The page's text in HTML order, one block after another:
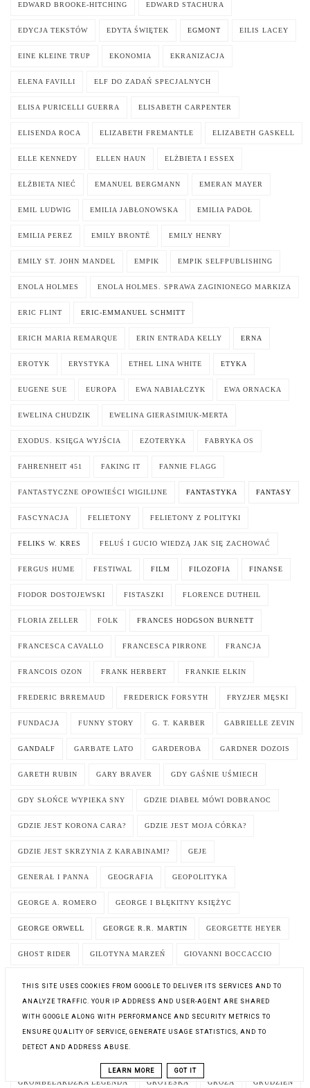
EDWARD BROOKE-HITCHING EDWARD STACHURA
EDYCJA TEKSTÓW EDYTA ŚWIĘTEK EGMONT EILIS LACEY
EINE KLEINE TRUP EKONOMIA EKRANIZACJA
ELENA FAVILLI ELF DO ZADAŃ SPECJALNYCH
ELISA PURICELLI GUERRA ELISABETH CARPENTER
ELISENDA ROCA ELIZABETH FREMANTLE ELIZABETH GASKELL
ELLE KENNEDY ELLEN HAUN ELŻBIETA I ESSEX
ELŻBIETA NIEĆ EMANUEL BERGMANN EMERAN MAYER
EMIL LUDWIG EMILIA JABŁONOWSKA EMILIA PADOŁ
EMILIA PEREZ EMILY BRONTË EMILY HENRY
EMILY ST. JOHN MANDEL EMPIK EMPIK SELFPUBLISHING
ENOLA HOLMES ENOLA HOLMES. SPRAWA ZAGINIONEGO MARKIZA
ERIC FLINT ERIC-EMMANUEL SCHMITT
ERICH MARIA REMARQUE ERIN ENTRADA KELLY ERNA
EROTYK ERYSTYKA ETHEL LINA WHITE ETYKA
EUGENE SUE EUROPA EWA NABIAŁCZYK EWA ORNACKA
EWELINA CHUDZIK EWELINA GIERASIMIUK-MERTA
EXODUS. KSIĘGA WYJŚCIA EZOTERYKA FABRYKA OS
FAHRENHEIT 451 FAKING IT FANNIE FLAGG
FANTASTYCZNE OPOWIEŚCI WIGILIJNE FANTASTYKA FANTASY
FASCYNACJA FELIETONY FELIETONY Z POLITYKI
FELIKS W. KRES FELUŚ I GUCIO WIEDZĄ JAK SIĘ ZACHOWAĆ
FERGUS HUME FESTIWAL FILM FILOZOFIA FINANSE
FIODOR DOSTOJEWSKI FISTASZKI FLORENCE DUTHEIL
FLORIA ZELLER FOLK FRANCES HODGSON BURNETT
FRANCESCA CAVALLO FRANCESCA PIRRONE FRANCJA
FRANCOIS OZON FRANK HERBERT FRANKIE ELKIN
FREDERIC BRREMAUD FREDERICK FORSYTH FRYZJER MĘSKI
FUNDACJA FUNNY STORY G. T. KARBER GABRIELLE ZEVIN
GANDALF GARBATE LATO GARDEROBA GARDNER DOZOIS
GARETH RUBIN GARY BRAVER GDY GAŚNIE UŚMIECH
GDY SŁOŃCE WYPIEKA SNY GDZIE DIABEŁ MÓWI DOBRANOC
GDZIE JEST KORONA CARA? GDZIE JEST MOJA CÓRKA?
GDZIE JEST SKRZYNIA Z KARABINAMI? GEJE
GENERAŁ I PANNA GEOGRAFIA GEOPOLITYKA
GEORGE A. ROMERO GEORGE I BŁĘKITNY KSIĘŻYC
GEORGE ORWELL GEORGE R.R. MARTIN GEORGETTE HEYER
GHOST RIDER GILOTYNA MARZEŃ GIOVANNI BOCCACCIO
GOD MODE GOLEM GOŁĄB I WĄŻ GOŁYMI RĘKAMI
GÓRY IZERSKIE GRA GRAHAM MASTERTON GRANDA
GROMBELARDZKA LEGENDA GROTESKA GROZA GRUDZIEŃ
THIS SITE USES COOKIES FROM GOOGLE TO DELIVER ITS SERVICES AND TO
ANALYZE TRAFFIC. YOUR IP ADDRESS AND USER-AGENT ARE SHARED
WITH GOOGLE ALONG WITH PERFORMANCE AND SECURITY METRICS TO
ENSURE QUALITY OF SERVICE, GENERATE USAGE STATISTICS, AND TO
DETECT AND ADDRESS ABUSE.
LEARN MORE GOT IT